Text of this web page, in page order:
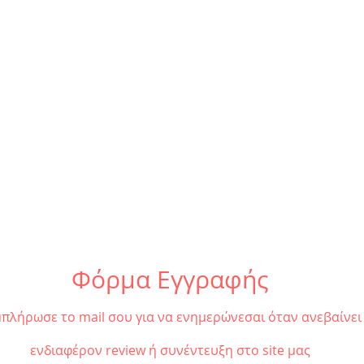
Φόρμα Εγγραφής
το mail σου για να ενημερώνεσαι όταν ανεβαίνει
ενδιαφέρον review ή συνέντευξη στο site μας